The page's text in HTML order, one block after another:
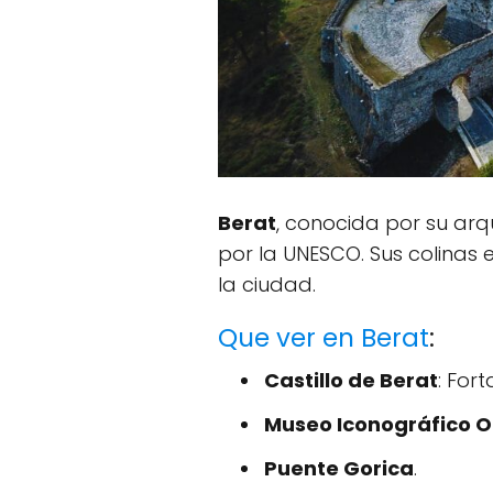
Berat, conocida por su
por la UNESCO. Sus
la ciudad.
Que ver en Berat:
Castillo de Berat:
Museo Iconográfico
Puente Gorica.